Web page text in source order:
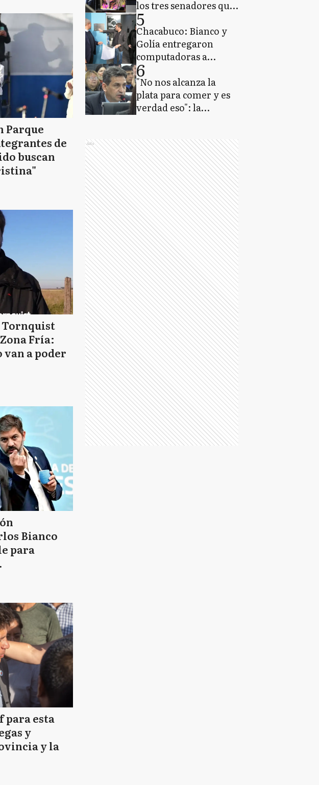
Parque
de
buscan
Fría:
van a poder
Bianco
para
para esta
y
y la
los tres senadores que
representan a la
provincia de Buenos
Aires
5
Chacabuco: Bianco y
Golía entregaron
computadoras a
estudiantes e
inauguraron
equipamiento del
Centro Universitario
6
"No nos alcanza la
plata para comer y es
verdad eso": la
Florencio Varela
Ads